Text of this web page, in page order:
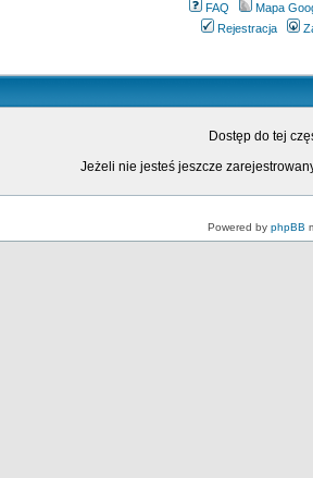
FAQ
Mapa
Rejestracja
Dostęp do tej
Jeżeli nie jesteś jeszcze
Powered by phpBB